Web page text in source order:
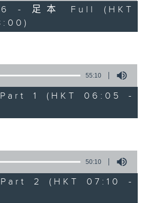
- 足本 Full (HKT
55:10
1 (HKT 06:05 -
50:10
2 (HKT 07:10 -